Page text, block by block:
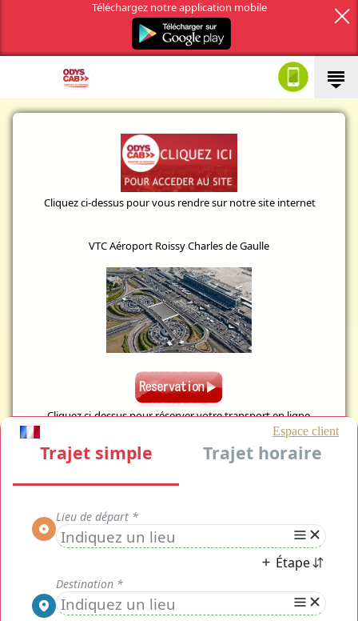
Téléchargez notre application mobile
Cliquez ci-dessus pour vous rendre sur notre site internet
VTC Aéroport Roissy Charles de Gaulle
Cliquez ci-dessus pour réserver votre transport en ligne
VTC Aéroport Roissy Charles de Gaulle, un transport privé
VTC Aéroport Roissy Charles de Gaulle
, enfin un transport
qui vous comprend. Notre équipe dechauffeurs VTC
vous attend à la sortie
de votre avion pour tous vos transferts, vous n'avez qu'à
embarquer à bord. L'attente de votre chauffeur privé. Nous
vous prenons en charge de votre prise de rendez vous au lieu
prévu et sans retard, nous vous assurons un transport de